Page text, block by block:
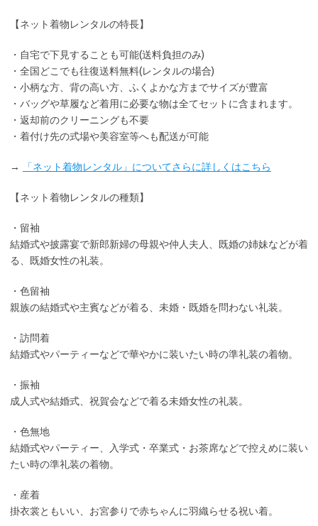
【ネット着物レンタルの特長】
・ 自宅で下見することも可能(送料負担のみ)
・全国どこでも往復送料無料(レンタルの場合)
・小柄な方、背の高い方、ふくよかな方までサイズが豊富
・バッグや草履など着用に必要な物は全てセット に含まれます。
・返却前のクリーニングも不要
・着付け先の式場や美容室等へも配送が可能
→ 「ネット着物レンタル」についてさらに詳しくはこちら
【ネット着物レンタルの種類】
・留袖
結婚式や披露宴で新郎新婦の母親や仲人夫人、既婚の姉妹などが着
る、既婚女性の礼装。
・色留袖
親族の結婚式や主賓などが着る、未婚・既婚を問わない礼装。
・訪問着
結婚式やパーティーなどで華やかに装いたい時の準礼装の着物。
・振袖
成人式や結婚式、祝賀会などで着る未婚女性の礼装。
・色無地
結婚式やパーティー、入学式・卒業式・お茶席などで控えめに装い
たい時の準礼装の着物。
・産着
掛衣裳ともいい、お宮参りで赤ちゃんに羽織らせる祝い着。